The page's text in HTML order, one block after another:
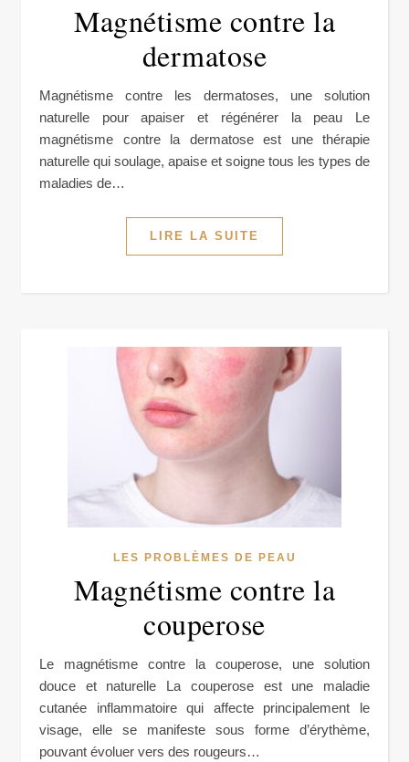
Magnétisme contre la
dermatose
Magnétisme contre les dermatoses, une solution
naturelle pour apaiser et régénérer la peau Le
magnétisme contre la dermatose est une thérapie
naturelle qui soulage, apaise et soigne tous les types de
maladies de…
LIRE LA SUITE
LES PROBLÈMES DE PEAU
Magnétisme contre la
couperose
Le magnétisme contre la couperose, une solution
douce et naturelle La couperose est une maladie
cutanée inflammatoire qui affecte principalement le
visage, elle se manifeste sous forme d’érythème,
pouvant évoluer vers des rougeurs…